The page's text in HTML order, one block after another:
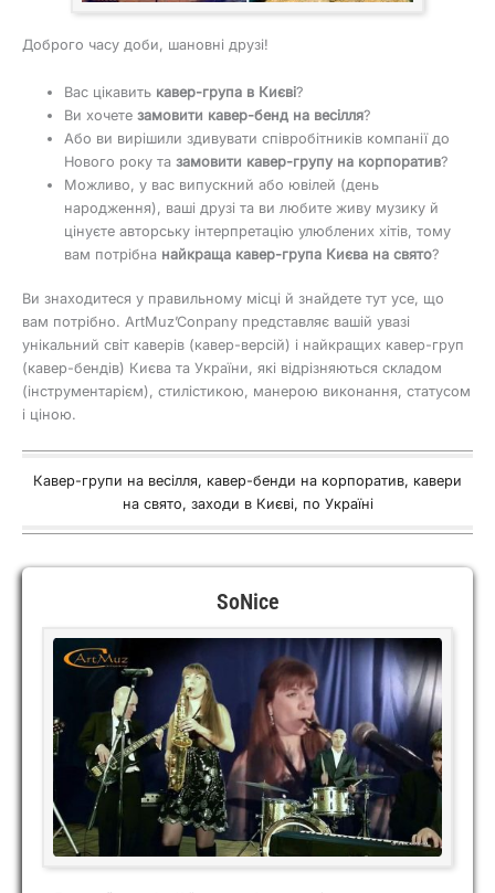
Доброго часу доби, шановні друзі!
Вас цікавить кавер-група в Києві?
Ви хочетезамовити кавер-бенд на весілля?
Або ви вирішили здивувати співробітників компанії до
Нового року тазамовити кавер-групу на корпоратив?
Можливо, у вас випускний або ювілей (день
народження), ваші друзі та ви любите живу музику й
цінуєте авторську інтерпретацію улюблених хітів, тому
вам потрібна найкраща кавер-група Києва на свято?
Ви знаходитеся у правильному місці й знайдете тут усе, що
вам потрібно. ArtMuz’Conpany представляє вашій увазі
унікальний світ каверів (кавер-версій) і найкращих кавер-груп
(кавер-бендів) Києва та України, які відрізняються складом
(інструментарієм), стилістикою, манерою виконання, статусом
і ціною.
Кавер-групи на весілля, кавер-бенди на корпоратив, кавери
на свято, заходи в Києві, по Україні
SoNice